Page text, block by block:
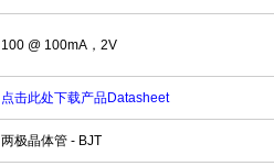
100 @ 100mA，2V
点击此处下载产品Datasheet
两极晶体管 - BJT